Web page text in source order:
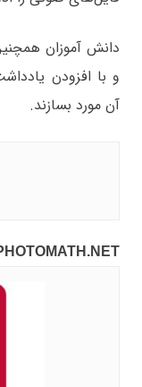
دانش آموزان
و با افزودن
آن مورد بسازند.